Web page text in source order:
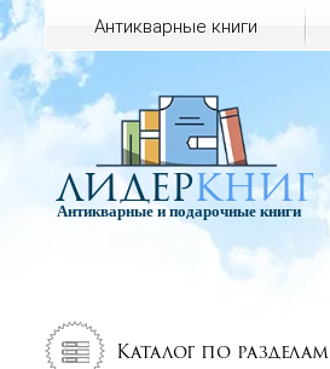
Каталог по разделам
Антикварные книги
лидеркниг
Антикварные и подарочные книги